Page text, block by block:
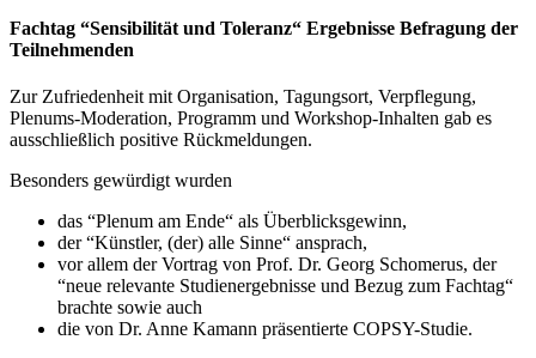
Fachtag “Sensibilität und Toleranz“ Ergebnisse Befragung der
Teilnehmenden
Zur Zufriedenheit mit Organisation, Tagungsort, Verpflegung,
Plenums-Moderation, Programm und Workshop-Inhalten gab es
ausschließlich positive Rückmeldungen.
Besonders gewürdigt wurden
das “Plenum am Ende“ als Überblicksgewinn,
der “Künstler, (der) alle Sinne“ ansprach,
vor allem der Vortrag von Prof. Dr. Georg Schomerus, der
“neue relevante Studienergebnisse und Bezug zum Fachtag“
brachte sowie auch
die von Dr. Anne Kamann präsentierte COPSY-Studie.